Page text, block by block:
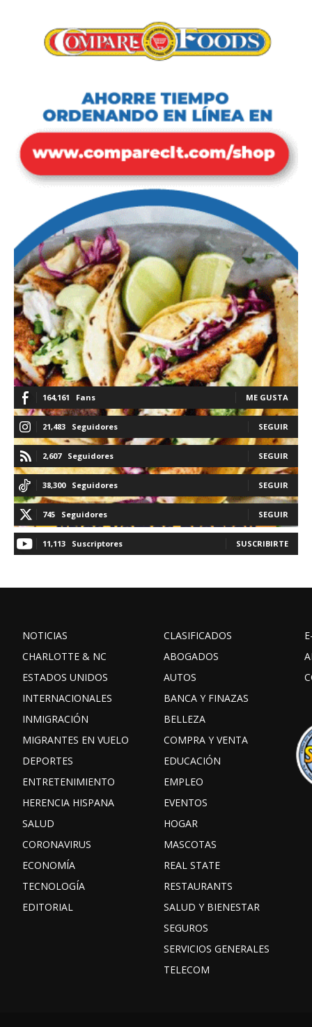
164,161 Fans ME GUSTA
21,483 Seguidores SEGUIR
2,607 Seguidores SEGUIR
38,300 Seguidores SEGUIR
745 Seguidores SEGUIR
11,113 Suscriptores SUSCRIBIRTE
NOTICIAS
CHARLOTTE & NC
ESTADOS UNIDOS
INTERNACIONALES
INMIGRACIÓN
MIGRANTES EN VUELO
DEPORTES
ENTRETENIMIENTO
HERENCIA HISPANA
SALUD
CORONAVIRUS
ECONOMÍA
TECNOLOGÍA
EDITORIAL
CLASIFICADOS
ABOGADOS
AUTOS
BANCA Y FINAZAS
BELLEZA
COMPRA Y VENTA
EDUCACIÓN
EMPLEO
EVENTOS
HOGAR
MASCOTAS
REAL STATE
RESTAURANTS
SALUD Y BIENESTAR
SEGUROS
SERVICIOS GENERALES
TELECOM